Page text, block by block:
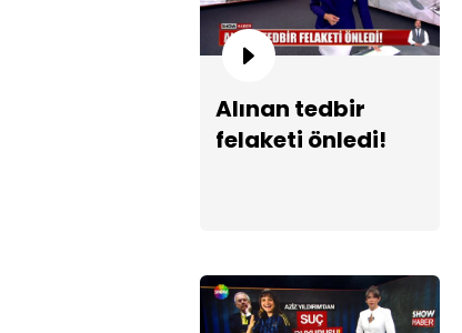
Alınan tedbir
felaketi önledi!